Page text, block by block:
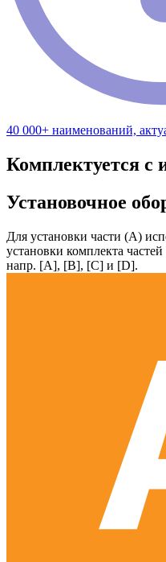
40 000+ наименований,
Комплектуется с
Установочное
Для установки части (А)
установки комплекта
напр. [А], [B], [С] и [D].